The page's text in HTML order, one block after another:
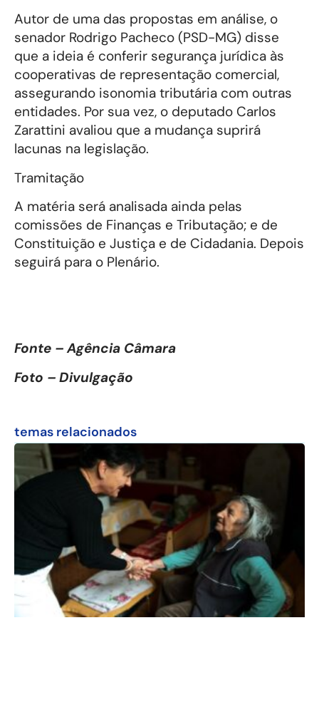
Autor de uma das propostas em análise, o
senador Rodrigo Pacheco (PSD-MG) disse
que a ideia é conferir segurança jurídica às
cooperativas de representação comercial,
assegurando isonomia tributária com outras
entidades. Por sua vez, o deputado Carlos
Zarattini avaliou que a mudança suprirá
lacunas na legislação.
Tramitação
A matéria será analisada ainda pelas
comissões de Finanças e Tributação; e de
Constituição e Justiça e de Cidadania. Depois
seguirá para o Plenário.
Fonte – Agência Câmara
Foto – Divulgação
temas relacionados